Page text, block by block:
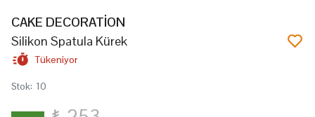
CAKE DECORATİON
Silikon Spatula Kürek
Tükeniyor
Stok: 10